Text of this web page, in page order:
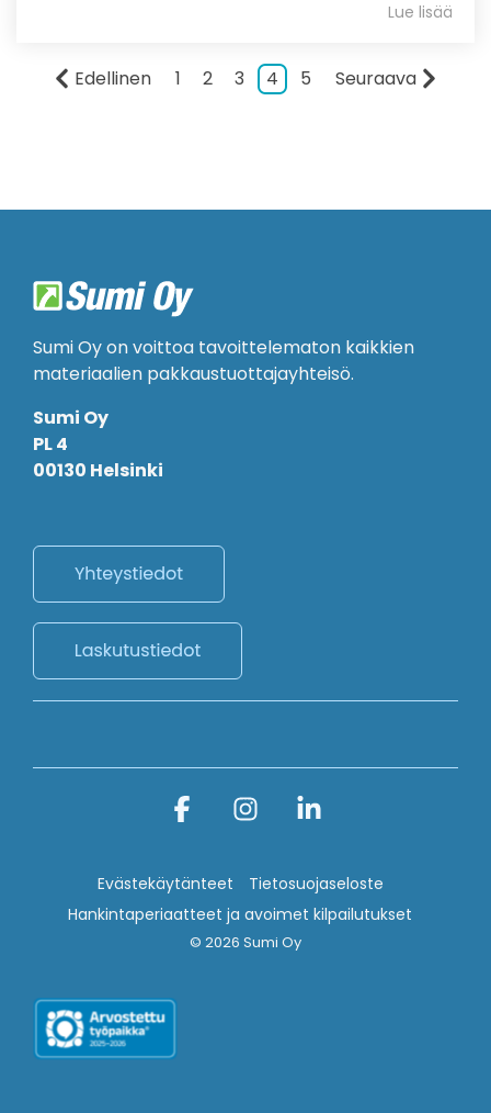
Lue lisää
Edellinen 1 2 3 4 5 Seuraava
Sumi Oy on voittoa tavoittelematon kaikkien
materiaalien pakkaustuottajayhteisö.
Sumi Oy
PL 4
00130 Helsinki
Evästekäytänteet
Tietosuojaseloste
Hankintaperiaatteet ja avoimet kilpailutukset
© 2026 Sumi Oy
FacebookInstagram